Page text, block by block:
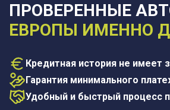
ПРОВЕРЕННЫЕ
ЕВРОПЫ ИМЕННО
Кредитная история не имеет
Гарантия минимального
Удобный и быстрый процесс